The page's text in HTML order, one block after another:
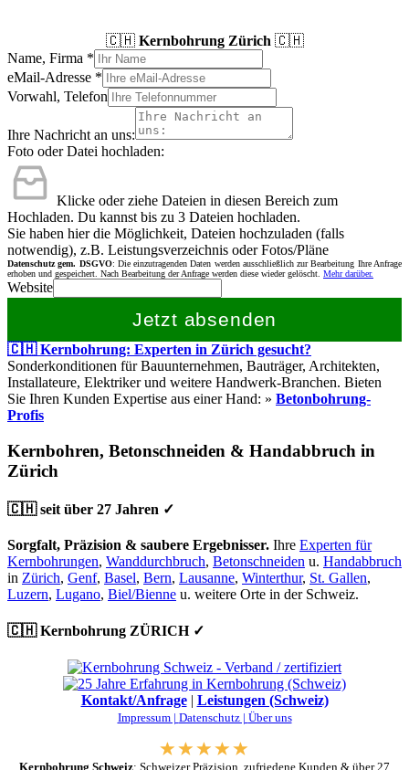
🇨🇭 Kernbohrung Zürich 🇨🇭
Name, Firma *
eMail-Adresse *
Vorwahl, Telefon
Ihre Nachricht an uns:
Foto oder Datei hochladen:
Klicke oder ziehe Dateien in diesen Bereich zum
Hochladen. Du kannst bis zu 3 Dateien hochladen.
Sie haben hier die Möglichkeit, Dateien hochzuladen (falls
notwendig), z.B. Leistungsverzeichnis oder Fotos/Pläne
Datenschutz gem. DSGVO: Die einzutragenden Daten werden ausschließlich zur Bearbeitung Ihre Anfrage
erhoben und gespeichert. Nach Bearbeitung der Anfrage werden diese wieder gelöscht. Mehr darüber.
Website
Jetzt absenden
🇨🇭 Kernbohrung: Experten in Zürich gesucht?
Sonderkonditionen für Bauunternehmen, Bauträger, Architekten,
Installateure, Elektriker und weitere Handwerk-Branchen. Bieten
Sie Ihren Kunden Expertise aus einer Hand: » Betonbohrung-
Profis
Kernbohren, Betonschneiden & Handabbruch in
Zürich
🇨🇭 seit über 27 Jahren ✓
Sorgfalt, Präzision & saubere Ergebnisser. Ihre Experten für
Kernbohrungen, Wanddurchbruch, Betonschneiden u. Handabbruch
in Zürich, Genf, Basel, Bern, Lausanne, Winterthur, St. Gallen,
Luzern, Lugano, Biel/Bienne u. weitere Orte in der Schweiz.
🇨🇭 Kernbohrung ZÜRICH ✓
Kontakt/Anfrage| Leistungen (Schweiz)
Impressum | Datenschutz | Über uns
Kernbohrung Schweiz: Schweizer Präzision, zufriedene Kunden & über 27